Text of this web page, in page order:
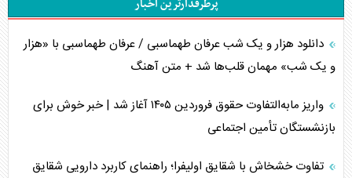
پرطرفدارترین اخبار
دانلود هزار و یک شب عرفان طهماسبی / عرفان طهماسبی با «هزار
و یک شب» مهمان قلب‌ها شد + متن آهنگ
واریز مابه‌التفاوت حقوق فروردین ۱۴۰۵ آغاز شد | خبر خوش برای
بازنشستگان تأمین اجتماعی
تفاوت خشخاش با شقایق اولیفرا؛ راهنمای کاربرد دارویی شقایق